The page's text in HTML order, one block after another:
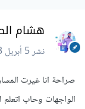
هشام
نشر5 أبريل 2023
صراحة انا غيرت
الواجهات وحاب